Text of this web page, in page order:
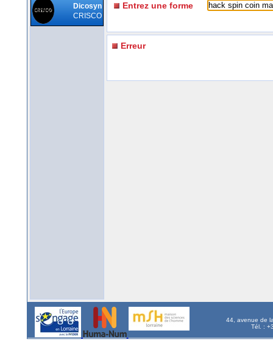
Dicosyn
CRISCO
Entrez une forme
Erreur
44, avenue de
Tél. :